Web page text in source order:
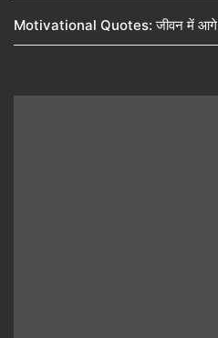
Motivational Quotes: जीवन में आगे